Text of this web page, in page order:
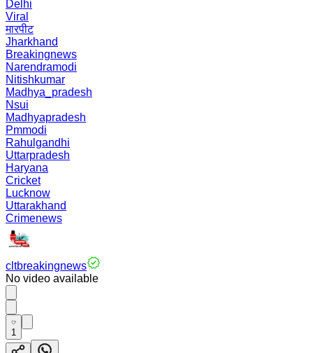
Delhi
Viral
मारपीट
Jharkhand
Breakingnews
Narendramodi
Nitishkumar
Madhya_pradesh
Nsui
Madhyapradesh
Pmmodi
Rahulgandhi
Uttarpradesh
Haryana
Cricket
Lucknow
Uttarakhand
Crimenews
cltbreakingnews
No video available
1